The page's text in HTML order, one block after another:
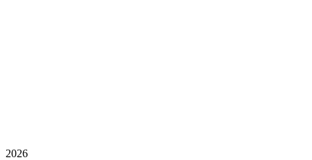
2026